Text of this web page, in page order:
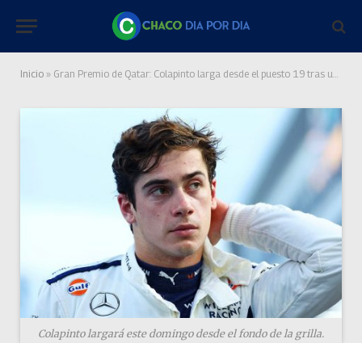
Inicio » Gran Premio de Qatar: Colapinto larga desde el puesto 19 tras una difícil Clasificación
Colapinto largará este domingo desde el fondo de la grilla.